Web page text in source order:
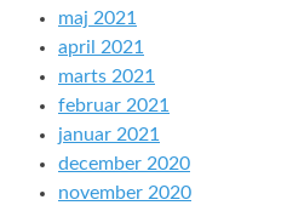
maj 2021
april 2021
marts 2021
februar 2021
januar 2021
december 2020
november 2020